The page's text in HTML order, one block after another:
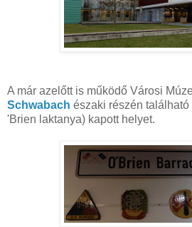
A már azelőtt is működő Városi
Schwabach északi részén
'Brien laktanya) kapott helyet.